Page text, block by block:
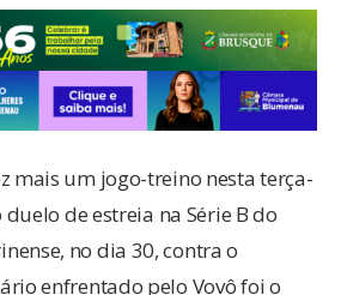
mais um jogo-treino nesta terça-
de estreia na Série B do
no dia 30, contra o
enfrentado pelo Vovô foi o